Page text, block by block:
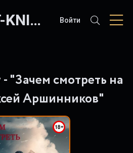
SLUSHAT-KNIGI.COM Войти
"Зачем смотреть на
Аршинников"